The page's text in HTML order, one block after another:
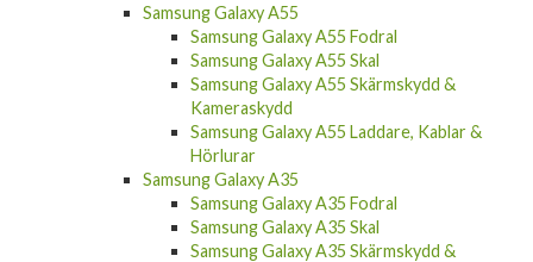
Samsung Galaxy A55
Samsung Galaxy A55 Fodral
Samsung Galaxy A55 Skal
Samsung Galaxy A55 Skärmskydd &
Kameraskydd
Samsung Galaxy A55 Laddare, Kablar &
Hörlurar
Samsung Galaxy A35
Samsung Galaxy A35 Fodral
Samsung Galaxy A35 Skal
Samsung Galaxy A35 Skärmskydd &